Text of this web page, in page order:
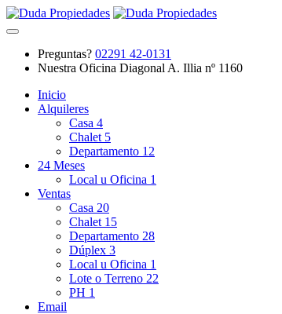
Preguntas? 02291 42-0131
Nuestra Oficina Diagonal A. Illia nº 1160
Inicio
Alquileres
Casa 4
Chalet 5
Departamento 12
24 Meses
Local u Oficina 1
Ventas
Casa 20
Chalet 15
Departamento 28
Dúplex 3
Local u Oficina 1
Lote o Terreno 22
PH 1
Email